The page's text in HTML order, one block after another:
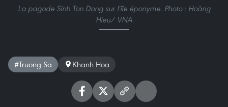
La pagode Sinh Ton Dong sur l'île éponyme. Photo : Hoàng
Hieu/ VNA
#Truong Sa Khanh Hoa